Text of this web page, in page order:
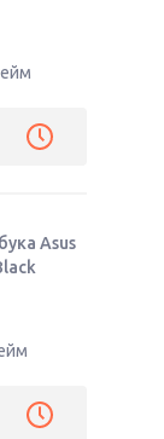
Asus